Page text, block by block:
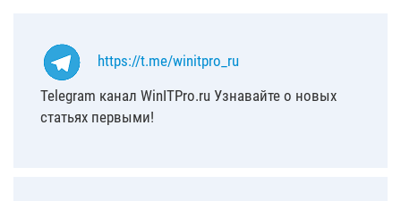
https://t.me/winitpro_ru
Telegram канал WinITPro.ru Узнавайте о новых
статьях первыми!